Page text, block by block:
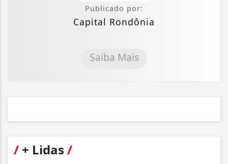
Publicado por:
Capital Rondônia
Saiba Mais
/ + Lidas /